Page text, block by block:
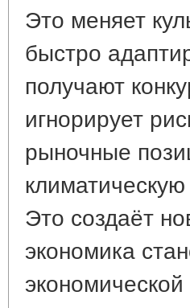
Это меняет
быстро
получают
игнорирует
рыночные
Это создаёт
экономика